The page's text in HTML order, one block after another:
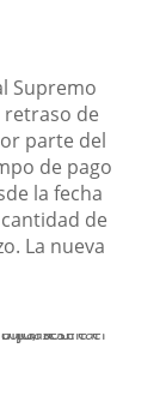
Supremo
de
parte del
de pago
la fecha
de
La nueva